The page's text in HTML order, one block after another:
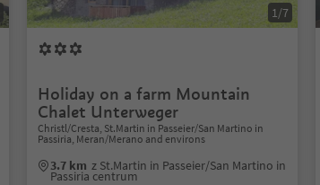
1/7
Holiday on a farm Mountain
Chalet Unterweger
Christl/Cresta, St.Martin in Passeier/San Martino in
Passiria, Meran/Merano and environs
3.7 km z St.Martin in Passeier/San Martino in
Passiria centrum